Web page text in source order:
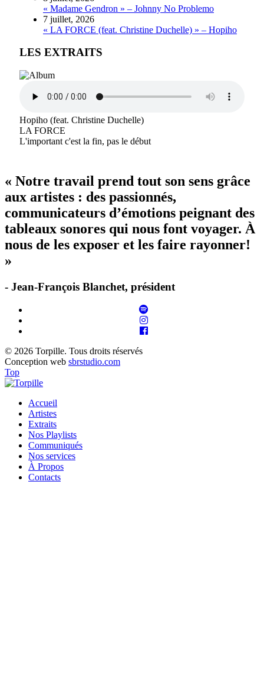
« Madame Gendron » – Johnny No Problemo
7 juillet, 2026
« LA FORCE (feat. Christine Duchelle) » – Hopiho
LES EXTRAITS
Hopiho (feat. Christine Duchelle)
LA FORCE
L'important c'est la fin, pas le début
« Notre travail prend tout son sens grâce
aux artistes : des passionnés,
communicateurs d’émotions peignant des
tableaux sonores qui nous font voyager. À
nous de les exposer et les faire rayonner!
»
- Jean-François Blanchet, président
© 2026 Torpille. Tous droits réservés
Conception web sbrstudio.com
Top
Accueil
Artistes
Extraits
Nos Playlists
Communiqués
Nos services
À Propos
Contacts